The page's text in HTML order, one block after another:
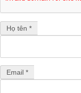
Họ tên *
Email *